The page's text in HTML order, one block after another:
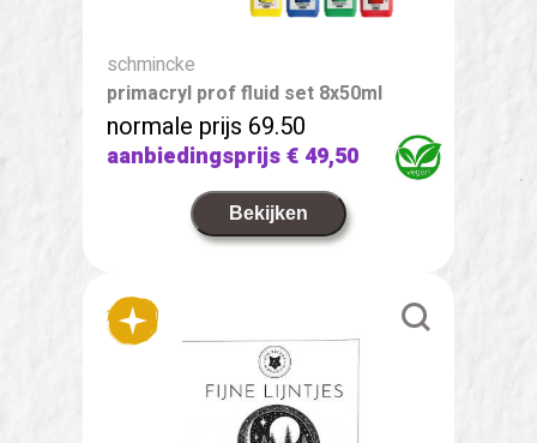
schmincke
primacryl prof fluid set 8x50ml
normale prijs 69.50
aanbiedingsprijs€ 49,50
Bekijken